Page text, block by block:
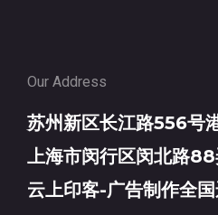
Our Address
苏州新区长江路556号
上海市闵行区闵北路
云上印客-广告制作全